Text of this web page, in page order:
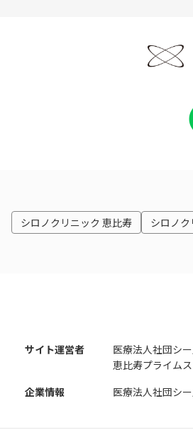
シロノクリニック 恵比寿 シロノ
サイト運営者 医療法人社団シ
恵比寿プライム
企業情報
医療法人社団シ